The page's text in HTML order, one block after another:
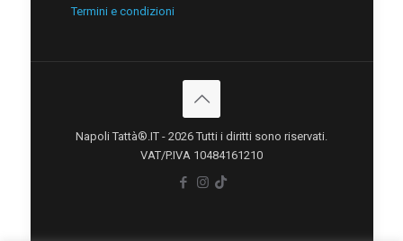
Termini e condizioni
Napoli Tattà®.IT - 2026 Tutti i diritti sono riservati.
VAT/P.IVA 10484161210